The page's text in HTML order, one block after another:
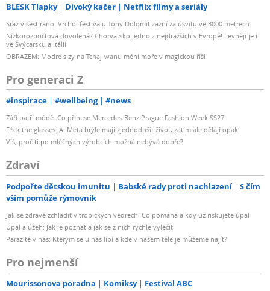
BLESK Tlapky Divoký kačer Netflix filmy a seriály
Sraz v šest ráno. Vrchol festivalu Tóny Dolomit zazní za úsvitu ve 3000 metrech
Nízkorozpočtová dovolená? Chorvatsko jedno z nejdražších v Evropě! Levněji je i
ve Švýcarsku a Itálii
OBRAZEM: Modré slzy na Tchaj-wanu mění moře v magickou říši
Pro generaci Z
#inspirace #wellbeing #news
Září patří módě: Co přinese Mercedes-Benz Prague Fashion Week SS27
F*ck the glasses: AI Meta brýle mají zjednodušit život, zatím ale dělají opak
Víš, proč ti po mléčných výrobcích možná nebývá dobře?
Zdraví
Podpořte dětskou imunitu Babské rady proti nachlazení
S čím
vším pomůže rýmovník
Jak se zdravě zchladit v tropických vedrech: Co pomáhá a kdy už riskujete úpal
Úpal a úžeh: Jak je poznat a jak se z nich rychle vyléčit
Parazité v nás: Kterým se u nás líbí a kde v našem těle je můžeme najít?
Pro nejmenší
Mourissonova poradna Komiksy Festival ABC